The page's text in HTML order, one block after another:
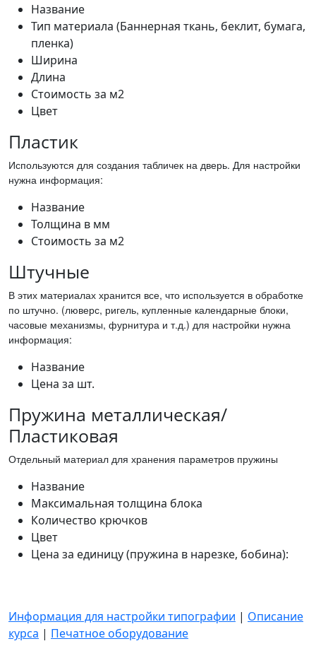
Название
Тип материала (Баннерная ткань, беклит, бумага,
пленка)
Ширина
Длина
Стоимость за м2
Цвет
Пластик
Используются для создания табличек на дверь. Для настройки
нужна информация:
Название
Толщина в мм
Стоимость за м2
Штучные
В этих материалах хранится все, что используется в обработке
по штучно. (люверс, ригель, купленные календарные блоки,
часовые механизмы, фурнитура и т.д.) для настройки нужна
информация:
Название
Цена за шт.
Пружина металлическая/
Пластиковая
Отдельный материал для хранения параметров пружины
Название
Максимальная толщина блока
Количество крючков
Цвет
Цена за единицу (пружина в нарезке, бобина):
Информация для настройки типографии | Описание
курса | Печатное оборудование